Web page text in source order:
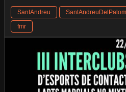
SantAndreu
fmr